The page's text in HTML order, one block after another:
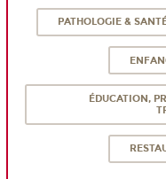
PATHOLOGIE &
ÉDUCATION,